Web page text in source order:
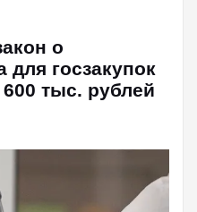
о
госзакупок
тыс. рублей